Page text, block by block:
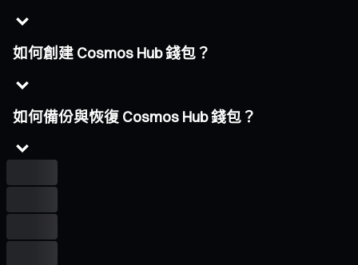
如何創建 Cosmos Hub 錢包？
如何備份與恢復 Cosmos Hub 錢包？